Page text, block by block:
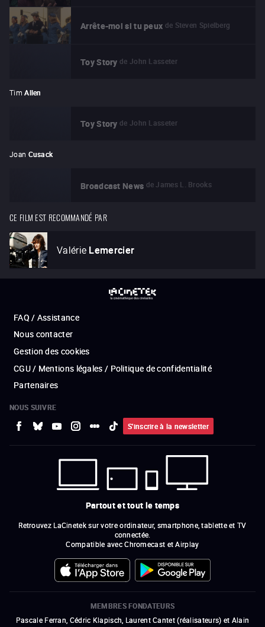
Arrête-moi si tu peux de Steven Spielberg
Toy Story de John Lasseter
Tim Allen
Toy Story de John Lasseter
Joan Cusack
Broadcast News de James L. Brooks
CE FILM EST RECOMMANDÉ PAR
Valérie Lemercier
FAQ / Assistance
Nous contacter
Gestion des cookies
CGU / Mentions légales / Politique de confidentialité
Partenaires
NOUS SUIVRE
S'inscrire à la newsletter
Partout et tout le temps
Retrouvez LaCinetek sur votre ordinateur, smartphone, tablette et TV
connectée.
Compatible avec Chromecast et Airplay
MEMBRES FONDATEURS
Pascale Ferran, Cédric Klapisch, Laurent Cantet (réalisateurs) et Alain